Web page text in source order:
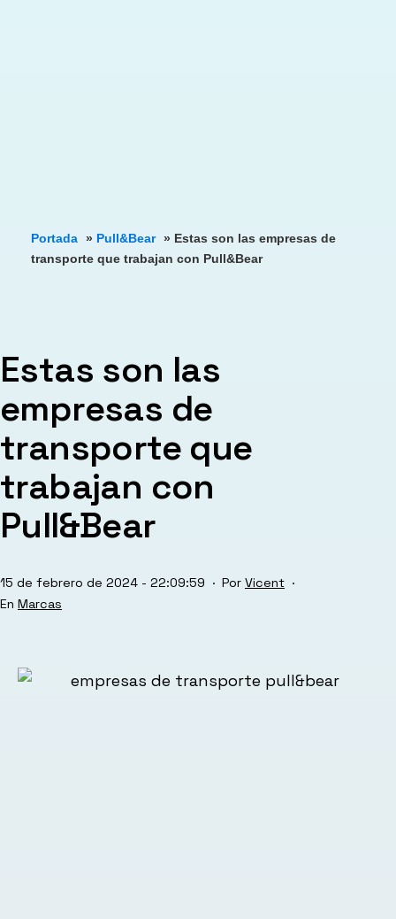
Portada » Pull&Bear » Estas son las empresas de
transporte que trabajan con Pull&Bear
Estas son las
empresas de
transporte que
trabajan con
Pull&Bear
Publicada
el
15 de febrero de 2024 - 22:09:59 Por Vicent
Categorizado
Marcas